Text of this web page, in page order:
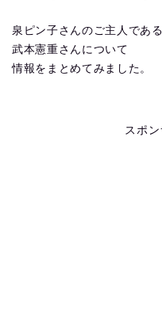
泉ピン子さんのご主人である
武本憲重さんについて
情報をまとめてみました。
スポ